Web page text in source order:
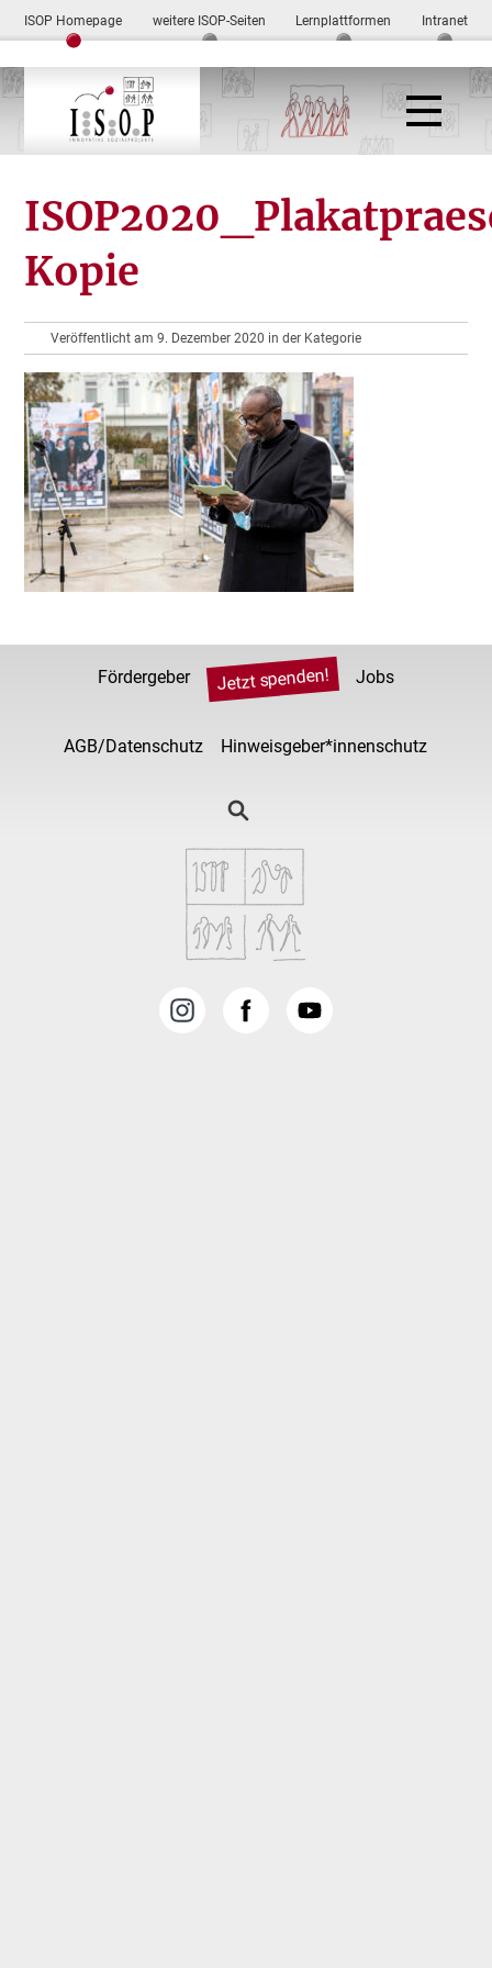
ISOP Homepage weitere ISOP-Seiten Lernplattformen Intranet
Kopie
Veröffentlicht am 9. Dezember 2020 in der Kategorie
Fördergeber Jetzt spenden! Jobs
AGB/Datenschutz Hinweisgeber*innenschutz